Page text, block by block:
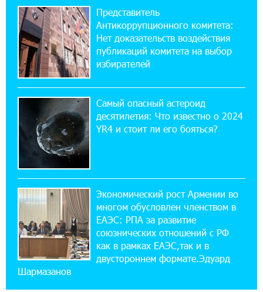
ВТБ (Армения): вклад «Стабильный» — до
10% годовых и оформление в мобильном
приложении
17:03:49 30-07-2026
Платформа Rate.Trading на Seaside Startup
14:44:13 29-07-2026
Состоялось открытие Khachaturian Rooftop
при поддержке IDBank
18:38:18 28-07-2026
Пашинян ты упустил свой шанс уйти
спокойно. Аршак Карапетян
12:04:53 28-07-2026
Обновленный Центр продаж и обслуживания
Ucom открылся по адресу ул. Шаумяна, 24/2
в Арарате
Представитель
Антикоррупционного комитета:
Нет доказательств воздействия
публикаций комитета на выбор
избирателей
Самый опасный астероид
десятилетия: Что известно о 2024
YR4 и стоит ли его бояться?
Экономический рост Армении во
многом обусловлен членством в
ЕАЭС: РПА за развитие
союзнических отношений с РФ
как в рамках ЕАЭС,так и в
двустороннем формате.Эдуард
Шармазанов